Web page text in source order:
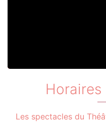
Les spectacles du